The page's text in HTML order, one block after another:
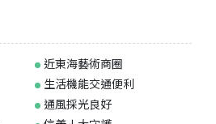
近東海藝術商圈
生活機能交通便利
通風採光良好